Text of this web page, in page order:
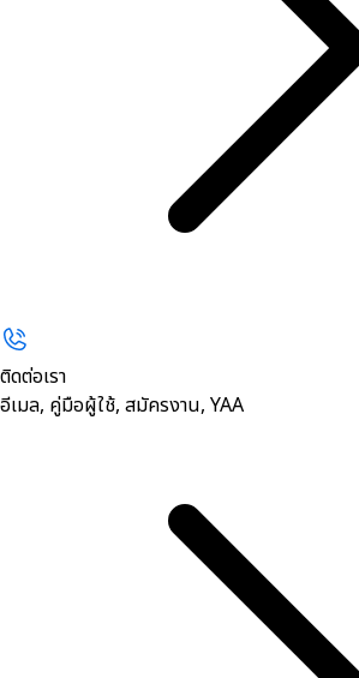
ติดต่อเรา
อีเมล, คู่มือผู้ใช้, สมัครงาน, YAA